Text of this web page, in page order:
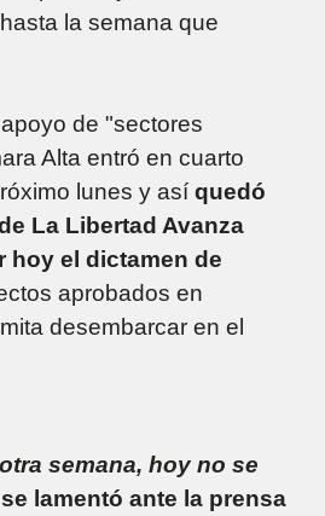
la semana que
de "sectores
Alta entró en cuarto
lunes y así quedó
La Libertad Avanza
hoy el dictamen de
aprobados en
desembarcar en el
semana, hoy no se
se lamentó ante la prensa